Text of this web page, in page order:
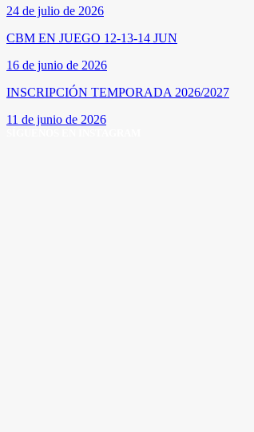
24 de julio de 2026
CBM EN JUEGO 12-13-14 JUN
16 de junio de 2026
INSCRIPCIÓN TEMPORADA 2026/2027
11 de junio de 2026